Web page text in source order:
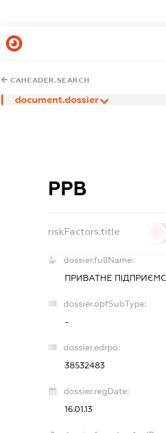
CAHEADER.SEARCH
document.dossier
РРВ
riskFactors.title
dossier.fullName:
ПРИВАТНЕ
dossier.opfSubType:
-
dossier.edrpo:
38532483
dossier.regDate:
16.01.13